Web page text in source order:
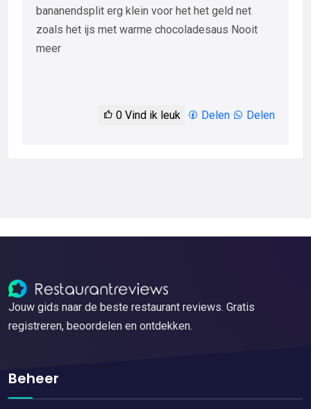
bananendsplit erg klein voor het het geld net
zoals het ijs met warme chocoladesaus Nooit
meer
0 Vind ik leuk Delen Delen
Jouw gids naar de beste restaurant reviews. Gratis
registreren, beoordelen en ontdekken.
Beheer